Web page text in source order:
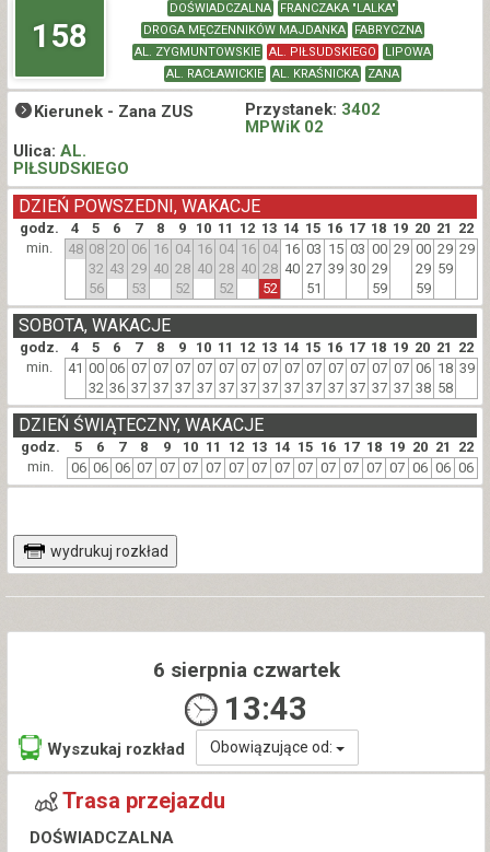
158
DOŚWIADCZALNA
FRANCZAKA "LALKA"
DROGA MĘCZENNIKÓW MAJDANKA
FABRYCZNA
AL. ZYGMUNTOWSKIE
AL. PIŁSUDSKIEGO
LIPOWA
AL. RACŁAWICKIE
AL. KRAŚNICKA ZANA
Kierunek - Zana ZUS Przystanek: 3402
MPWiK 02
Ulica: AL.
PIŁSUDSKIEGO
godz. 4 5 6 7 8 9 10 11 12 13 14 15 16 17 18 19 20 21 22
DZIEŃ POWSZEDNI, WAKACJE
min. 48 08
32
56
20
43
06
29
53
16
40
04
28
52
16
40
04
28
52
16
40
04
28
52
16
40
03
27
51
15
39
03
30
00
29
59
29 00
29
59
29
59
29
godz. 4 5 6 7 8 9 10 11 12 13 14 15 16 17 18 19 20 21 22
SOBOTA, WAKACJE
min. 41 00
32
06
36
07
37
07
37
07
37
07
37
07
37
07
37
07
37
07
37
07
37
07
37
07
37
07
37
07
37
06
38
18
58
39
godz. 5 6 7 8 9 10 11 12 13 14 15 16 17 18 19 20 21 22
DZIEŃ ŚWIĄTECZNY, WAKACJE
min. 06 06 06 07 07 07 07 07 07 07 07 07 07 07 07 06 06 06
wydrukuj rozkład
6 sierpnia czwartek
13:43
Wyszukaj rozkład Obowiązujące od:
Trasa przejazdu
DOŚWIADCZALNA